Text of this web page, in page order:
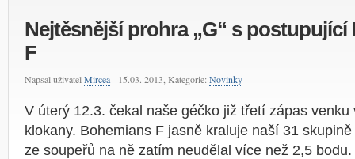
Nejtěsnější prohra „G“ s
F
Napsal uživatel Mircea- 15.03. 2013, Kategorie: Novinky
V úterý 12.3. čekal naše géčko již třetí zápas
klokany. Bohemians F jasně kraluje naší 31
ze soupeřů na ně zatím neudělal více než 2,5